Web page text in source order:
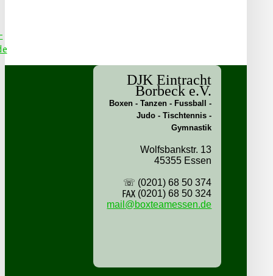
DJK Eintracht
Borbeck e.V.
Boxen - Tanzen - Fussball -
Judo - Tischtennis -
Gymnastik
Wolfsbankstr. 13
45355 Essen
☏ (0201) 68 50 374
℻ (0201) 68 50 324
mail@boxteamessen.de